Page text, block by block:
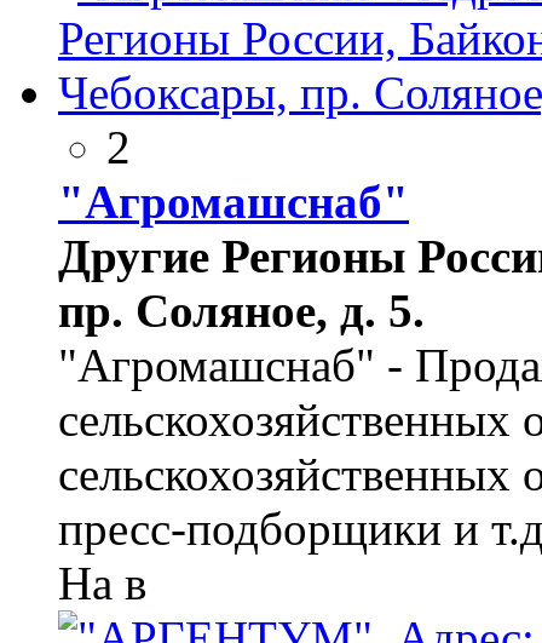
2
"Агромашснаб"
Другие Регионы
пр. Соляное, д. 5.
"Агромашснаб" -
пресс-подборщики и
На в